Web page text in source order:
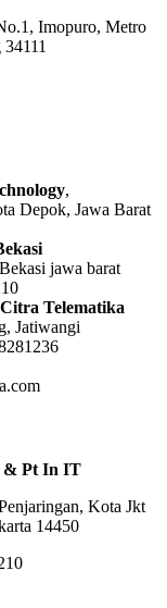
Imopuro, Metro
,
Depok, Jawa Barat
jawa barat
Telematika
Jatiwangi
& Pt In IT
Kota Jkt
14450